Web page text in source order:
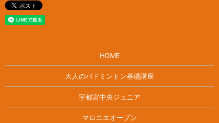
HOME
大人のバドミントン基礎講座
宇都宮中央ジュニア
マロニエオープン